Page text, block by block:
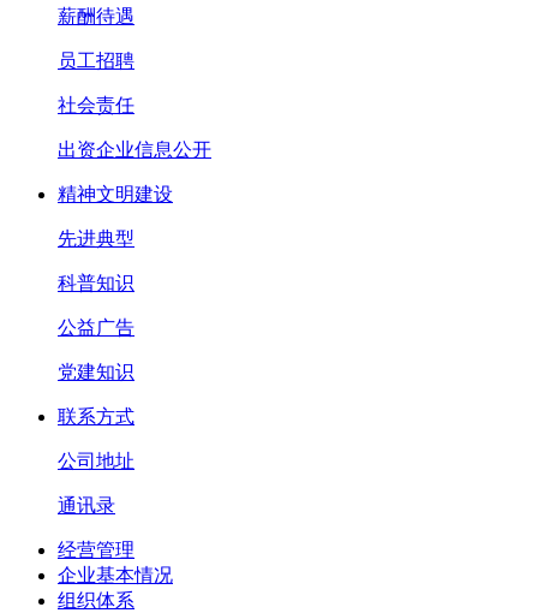
薪酬待遇
员工招聘
社会责任
出资企业信息公开
精神文明建设
先进典型
科普知识
公益广告
党建知识
联系方式
公司地址
通讯录
经营管理
企业基本情况
组织体系